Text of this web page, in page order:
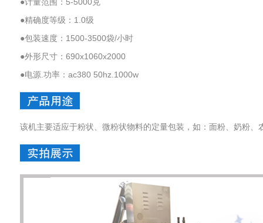
●精确度等级：1.0级
●包装速度：1500-3500袋/小时
●外形尺寸：690x1060x2000
●电源.功率：ac380 50hz.1000w
该机主要适应于粉状、微粉状物料的定量包装，如：面粉、奶粉